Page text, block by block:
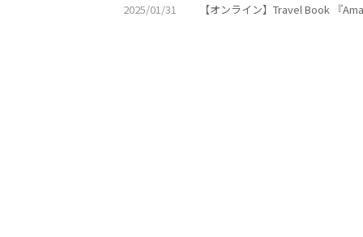
2025/01/31
【オンライン】Travel Book 『